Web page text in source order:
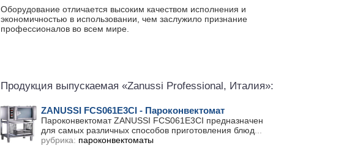
Оборудование отличается высоким качеством исполнения и
экономичностью в использовании, чем заслужило признание
профессионалов во всем мире.
Продукция выпускаемая «Zanussi Professional, Италия»:
ZANUSSI FСS061E3CI - Пароконвектомат
Пароконвектомат ZANUSSI FСS061E3CI предназначен
для самых различных способов приготовления блюд
рубрика: пароконвектоматы